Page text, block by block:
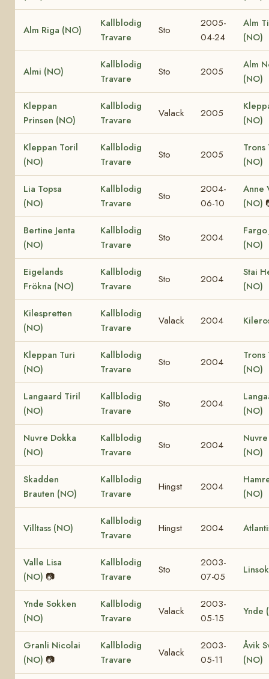
Alm Riga (NO)
Kallblodig
Travare
Sto
2005-
04-24
Alm
(NO)
Almi (NO)
Kallblodig
Travare
Sto 2005
Alm
(NO)
Kleppan
Prinsen (NO)
Kallblodig
Travare
Valack 2005
(NO)
Kleppan Toril
(NO)
Kallblodig
Travare
Sto 2005
Trons
(NO)
Lia Topsa
(NO)
Kallblodig
Travare
Sto
2004-
06-10
Anne
(NO)
Bertine Jenta
(NO)
Kallblodig
Travare
Sto 2004
Fargo
(NO)
Eigelands
Frökna (NO)
Kallblodig
Travare
Sto 2004
Stai
(NO)
Kilespretten
(NO)
Kallblodig
Travare
Valack 2004
Kleppan Turi
(NO)
Kallblodig
Travare
Sto 2004
Trons
(NO)
Langaard Tiril
(NO)
Kallblodig
Travare
Sto 2004
(NO)
Nuvre Dokka
(NO)
Kallblodig
Travare
Sto 2004
Nuvre
(NO)
Skadden
Brauten (NO)
Kallblodig
Travare
Hingst 2004
(NO)
Villtass (NO)
Kallblodig
Travare
Hingst 2004
Valle Lisa
(NO) 📷
Kallblodig
Travare
Sto
2003-
07-05
Ynde Sokken
(NO)
Kallblodig
Travare
Valack
2003-
05-15
Ynde
Granli Nicolai
(NO) 📷
Kallblodig
Travare
Valack
2003-
05-11
Åvik
(NO)